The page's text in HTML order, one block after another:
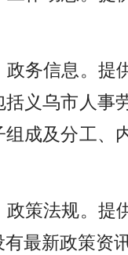
务信息。提
义乌市人事
成及分工、
策法规。提
有最新政策资